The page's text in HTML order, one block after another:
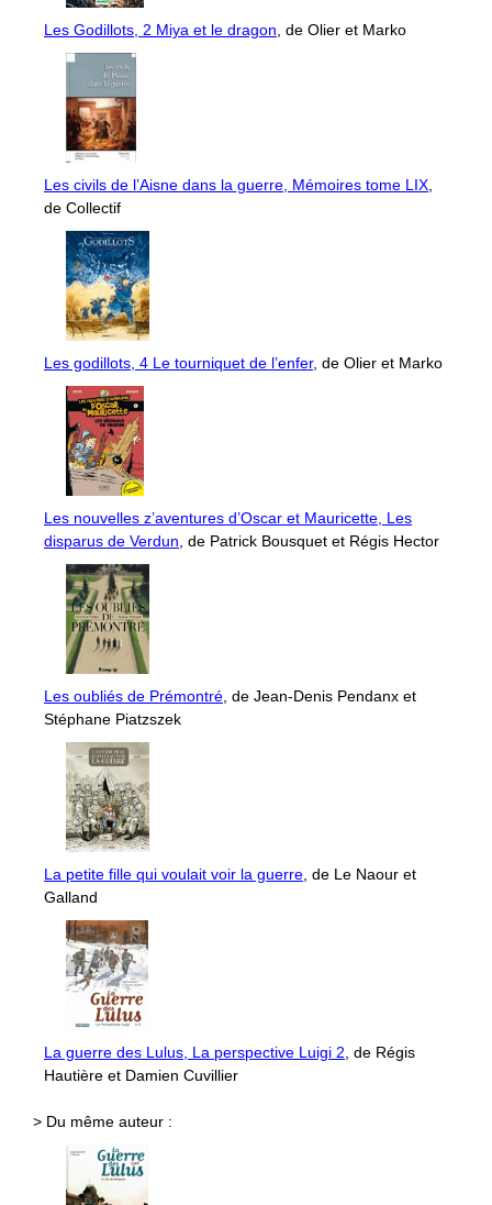
Les Godillots, 2 Miya et le dragon , de Olier et Marko
Les civils de l’Aisne dans la guerre, Mémoires tome LIX
de Collectif
Les godillots, 4 Le tourniquet de l’enfer, de Olier et Marko
Les nouvelles z’aventures d’Oscar et Mauricette, Les
disparus de Verdun , de Patrick Bousquet et Régis Hector
Les oubliés de Prémontré , de Jean-Denis Pendanx et
Stéphane Piatzszek
La petite fille qui voulait voir la guerre , de Le Naour et
Galland
La guerre des Lulus, La perspective Luigi 2 , de Régis
Hautière et Damien Cuvillier
> Du même auteur :